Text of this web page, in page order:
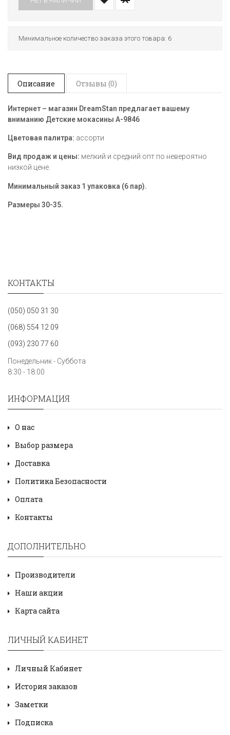
Минимальное количество заказа этого товара: 6
Описание Отзывы (0)
Интернет – магазин DreamStan предлагает вашему
вниманию Детские мокасины А-9846
Цветовая палитра: ассорти
Вид продаж и цены: мелкий и средний опт по невероятно
низкой цене.
Минимальный заказ 1 упаковка (6 пар).
Размеры 30-35.
КОНТАКТЫ
(050) 050 31 30
(068) 554 12 09
(093) 230 77 60
Понедельник - Суббота
8:30 - 18:00
ИНФОРМАЦИЯ
О нас
Выбор размера
Доставка
Политика Безопасности
Оплата
Контакты
ДОПОЛНИТЕЛЬНО
Производители
Наши акции
Карта сайта
ЛИЧНЫЙ КАБИНЕТ
Личный Кабинет
История заказов
Заметки
Подписка